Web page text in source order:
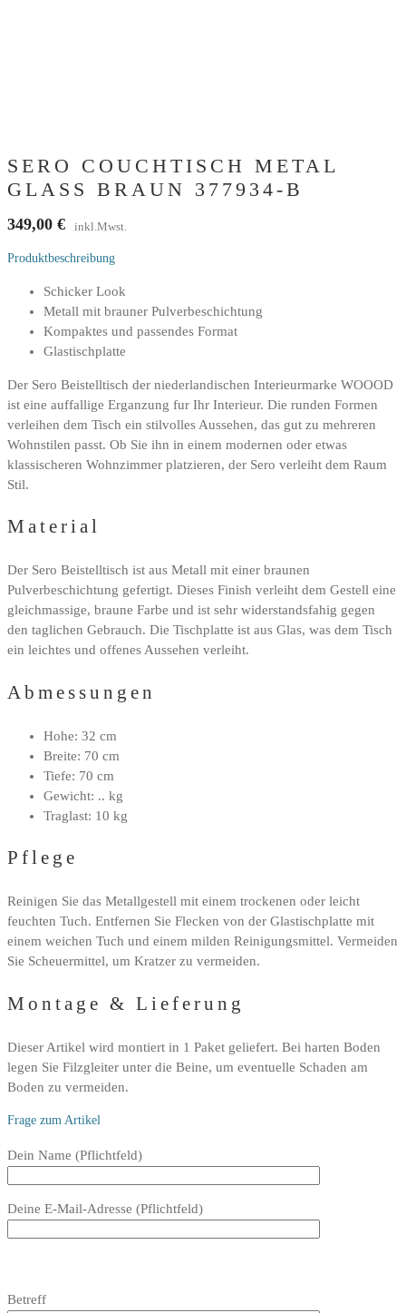
SERO COUCHTISCH METAL
GLASS BRAUN 377934-B
349,00 € inkl.Mwst.
Produktbeschreibung
Schicker Look
Metall mit brauner Pulverbeschichtung
Kompaktes und passendes Format
Glastischplatte
Der Sero Beistelltisch der niederlandischen Interieurmarke WOOOD
ist eine auffallige Erganzung fur Ihr Interieur. Die runden Formen
verleihen dem Tisch ein stilvolles Aussehen, das gut zu mehreren
Wohnstilen passt. Ob Sie ihn in einem modernen oder etwas
klassischeren Wohnzimmer platzieren, der Sero verleiht dem Raum
Stil.
Material
Der Sero Beistelltisch ist aus Metall mit einer braunen
Pulverbeschichtung gefertigt. Dieses Finish verleiht dem Gestell eine
gleichmassige, braune Farbe und ist sehr widerstandsfahig gegen
den taglichen Gebrauch. Die Tischplatte ist aus Glas, was dem Tisch
ein leichtes und offenes Aussehen verleiht.
Abmessungen
Hohe: 32 cm
Breite: 70 cm
Tiefe: 70 cm
Gewicht: .. kg
Traglast: 10 kg
Pflege
Reinigen Sie das Metallgestell mit einem trockenen oder leicht
feuchten Tuch. Entfernen Sie Flecken von der Glastischplatte mit
einem weichen Tuch und einem milden Reinigungsmittel. Vermeiden
Sie Scheuermittel, um Kratzer zu vermeiden.
Montage & Lieferung
Dieser Artikel wird montiert in 1 Paket geliefert. Bei harten Boden
legen Sie Filzgleiter unter die Beine, um eventuelle Schaden am
Boden zu vermeiden.
Frage zum Artikel
Bitte
Feld
Dein Name (Pflichtfeld)
Deine E-Mail-Adresse (Pflichtfeld)
dieses
lasse
Betreff